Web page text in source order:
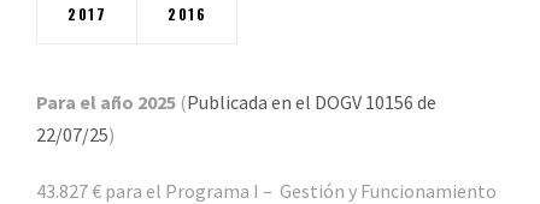
2017 2016
Para el año 2025 (Publicada en el DOGV 10156 de
22/07/25)
43.827 € para el Programa I – Gestión y Funcionamiento